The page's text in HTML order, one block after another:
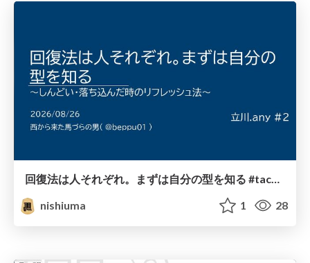
回復法は人それぞれ。まずは自分の型を知る #tachikawaany
nishiuma
1 28